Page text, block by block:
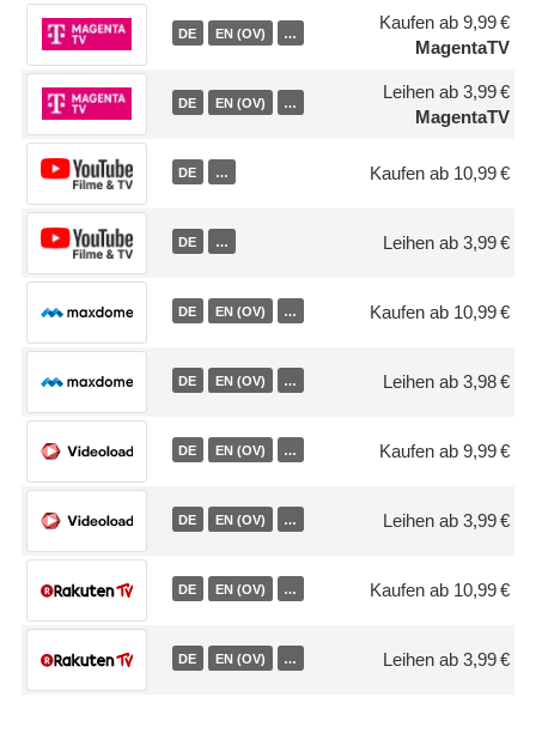
DE EN (OV) …
Kaufen ab 9,99 €
MagentaTV
DE EN (OV) …
Leihen ab 3,99 €
MagentaTV
DE … Kaufen ab 10,99 €
DE … Leihen ab 3,99 €
DE EN (OV) … Kaufen ab 10,99 €
DE EN (OV) … Leihen ab 3,98 €
DE EN (OV) … Kaufen ab 9,99 €
DE EN (OV) … Leihen ab 3,99 €
DE EN (OV) … Kaufen ab 10,99 €
DE EN (OV) … Leihen ab 3,99 €